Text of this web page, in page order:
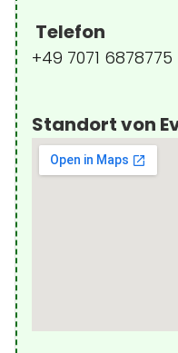
Telefon
+49 7071 6878775
Standort von